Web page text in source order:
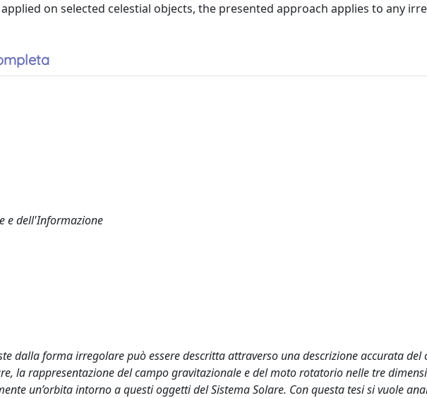
on selected celestial objects, the presented approach applies to any
e dell'Informazione
dalla forma irregolare può essere descritta attraverso una descrizione accurata del
la rappresentazione del campo gravitazionale e del moto rotatorio nelle tre
un’orbita intorno a questi oggetti del Sistema Solare. Con questa tesi si vuole